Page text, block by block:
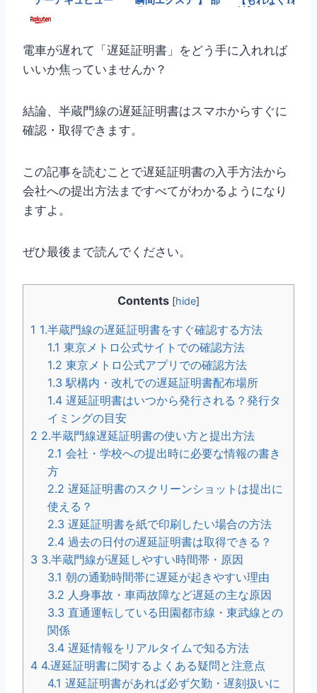
電車が遅れて「遅延証明書」をどう手に入れれば
いいか焦っていませんか？
結論、半蔵門線の遅延証明書はスマホからすぐに
確認・取得できます。
この記事を読むことで遅延証明書の入手方法から
会社への提出方法まですべてがわかるようになり
ますよ。
ぜひ最後まで読んでください。
Contents [hide]
1 1.半蔵門線の遅延証明書をすぐ確認する方法
1.1 東京メトロ公式サイトでの確認方法
1.2 東京メトロ公式アプリでの確認方法
1.3 駅構内・改札での遅延証明書配布場所
1.4 遅延証明書はいつから発行される？発行タ
イミングの目安
2 2.半蔵門線遅延証明書の使い方と提出方法
2.1 会社・学校への提出時に必要な情報の書き
方
2.2 遅延証明書のスクリーンショットは提出に
使える？
2.3 遅延証明書を紙で印刷したい場合の方法
2.4 過去の日付の遅延証明書は取得できる？
3 3.半蔵門線が遅延しやすい時間帯・原因
3.1 朝の通勤時間帯に遅延が起きやすい理由
3.2 人身事故・車両故障など遅延の主な原因
3.3 直通運転している田園都市線・東武線との
関係
3.4 遅延情報をリアルタイムで知る方法
4 4.遅延証明書に関するよくある疑問と注意点
4.1 遅延証明書があれば必ず欠勤・遅刻扱いに